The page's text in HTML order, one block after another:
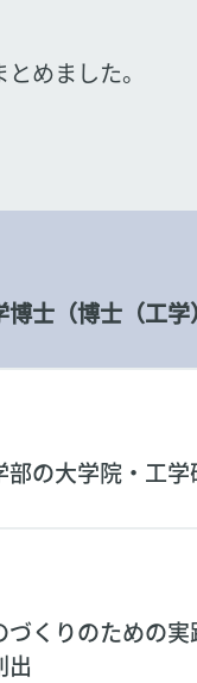
めました。
博士（博士（工学
部の大学院・工
づくりのための
出